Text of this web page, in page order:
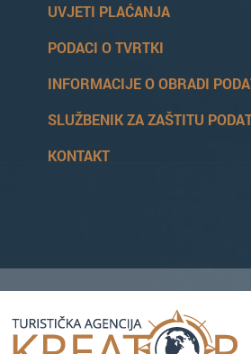
UVJETI PLAĆANJA
PODACI O TVRTKI
INFORMACIJE O OBRADI
SLUŽBENIK ZA ZAŠTITU
KONTAKT